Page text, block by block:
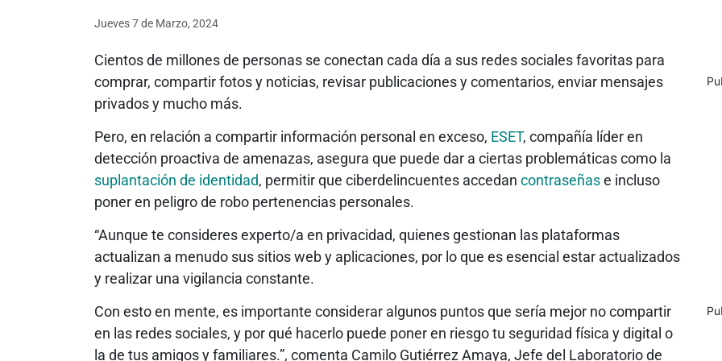
Jueves 7de Marzo, 2024
Cientos de millones de personas se conectan cada día a sus redes sociales favoritas para
comprar, compartir fotos y noticias, revisar publicaciones y comentarios, enviar mensajes
privados y mucho más.
Pero, en relación a compartir información personal en exceso, ESET, compañía líder en
detección proactiva de amenazas, asegura que puede dar a ciertas problemáticas como la
suplantación de identidad, permitir que ciberdelincuentes accedan contraseñase incluso
poner en peligro de robo pertenencias personales.
“Aunque te consideres experto/a en privacidad, quienes gestionan las plataformas
actualizan a menudo sus sitios web y aplicaciones, por lo que es esencial estar actualizados
y realizar una vigilancia constante.
Con esto en mente, es importante considerar algunos puntos que sería mejor no compartir
en las redes sociales, y por qué hacerlo puede poner en riesgo tu seguridad física y digital o
la de tus amigos y familiares.”, comenta Camilo Gutiérrez Amaya, Jefe del Laboratorio de